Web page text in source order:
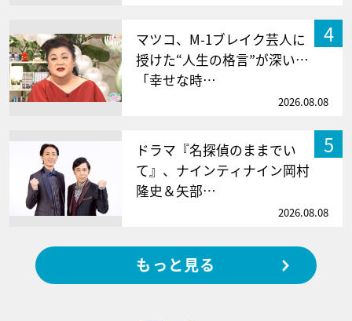
4
マツコ、M-1ブレイク芸人に
授けた“人生の格言”が深い…
「幸せな時…
2026.08.08
5
ドラマ『名探偵のままでい
て』、ナインティナイン岡村
隆史＆矢部…
2026.08.08
もっと見る